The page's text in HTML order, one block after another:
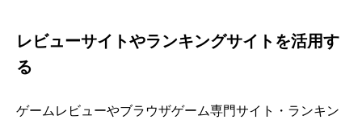
レビューサイトやランキングサイトを活用す
る
ゲームレビューやブラウザゲーム専門サイト・ランキン